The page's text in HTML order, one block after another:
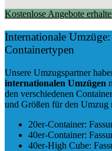
Kostenlose Angebote
Internationale
Containertypen
Unsere Umzugspartner
internationalen Umzügen
den verschiedenen
und Größen für den Umzug
20er-Container:
40er-Container:
40er-High Cube: